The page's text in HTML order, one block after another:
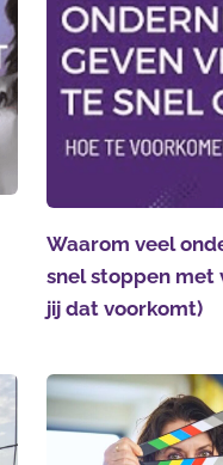
Waarom veel
snel stoppen met
jij dat voorkomt)